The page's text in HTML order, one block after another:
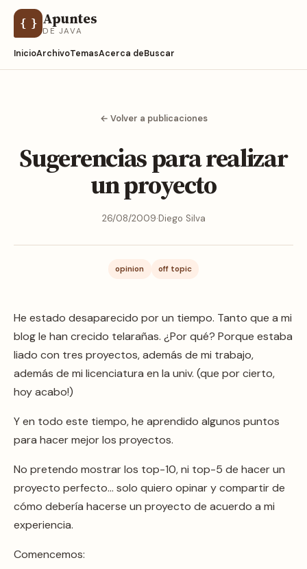
{ } Apuntes
DE JAVA
InicioArchivoTemasAcerca deBuscar
← Volver a publicaciones
Sugerencias para realizar
un proyecto
26/08/2009·Diego Silva
opinion off topic
He estado desaparecido por un tiempo. Tanto que a mi
blog le han crecido telarañas. ¿Por qué? Porque estaba
liado con tres proyectos, además de mi trabajo,
además de mi licenciatura en la univ. (que por cierto,
hoy acabo!)
Y en todo este tiempo, he aprendido algunos puntos
para hacer mejor los proyectos.
No pretendo mostrar los top-10, ni top-5 de hacer un
proyecto perfecto… solo quiero opinar y compartir de
cómo debería hacerse un proyecto de acuerdo a mi
experiencia.
Comencemos: